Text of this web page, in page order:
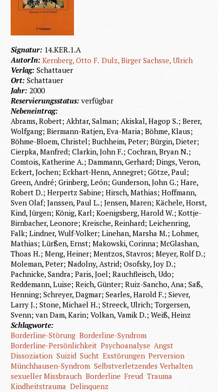
Signatur: 14.KER.1.A
AutorIn:Kernberg, Otto F. Dulz, Birger Sachsse, Ulrich
Verlag:Schattauer
Ort:Schattauer
Jahr: 2000
Reservierungsstatus:verfügbar
Nebeneintrag:
Abrams, Robert; Akhtar, Salman; Akiskal, Hagop S.; Berer,
Wolfgang; Biermann-Ratjen, Eva-Maria; Böhme, Klaus;
Böhme-Bloem, Christel; Buchheim, Peter; Bürgin, Dieter;
Cierpka, Manfred; Clarkin, John F.; Cochran, Bryan N.;
Comtois, Katherine A.; Dammann, Gerhard; Dings, Veron,
Eckert, Jochen; Eckhart-Henn, Annegret; Götze, Paul;
Green, André; Grinberg, León; Gunderson, John G.; Hare,
Robert D.; Herpertz Sabine; Hirsch, Mathias; Hoffmann,
Sven Olaf; Janssen, Paul L.; Jensen, Maren; Kächele, Horst,
Kind, Jürgen; König, Karl; Koenigsberg, Harold W.; Kottje-
Birnbacher, Leonore; Kreische, Reinhard; Leichenring,
Falk; Lindner, Wulf-Volker; Linehan, Marsha M.; Lohmer,
Mathias; Lürßen, Ernst; Makowski, Corinna; McGlashan,
Thoas H.; Meng, Heiner; Mentzos, Stavros; Meyer, Rolf D.;
Moleman, Peter; Nadolny, Astrid; Osofsky, Joy D.;
Pachnicke, Sandra; Paris, Joel; Rauchfleisch, Udo;
Reddemann, Luise; Reich, Günter; Ruiz-Sancho, Ana; Saß,
Henning; Schreyer, Dagmar; Searles, Harold F.; Siever,
Larry J.; Stone, Michael H.; Streeck, Ulrich; Torgersen,
Svenn; van Dam, Karin; Volkan, Vamik D.; Weiß, Heinz
Schlagworte:
Borderline-Störung Borderline-Syndrom
Borderline-Persönlichkeit Psychoanalyse Angst
Dissoziation Suizid Sucht Esstörungen Perversion
Münchhausen-Syndrom Selbstverletzendes Verhalten
sexueller Missbrauch Borderline Freud Trauma
Kindheitstrauma Delinquenz